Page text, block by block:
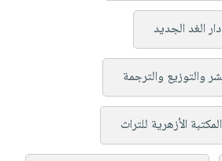
دار الغد الجديد
والتوزيع والترجمة
المكتبة الأزهرية للتراث